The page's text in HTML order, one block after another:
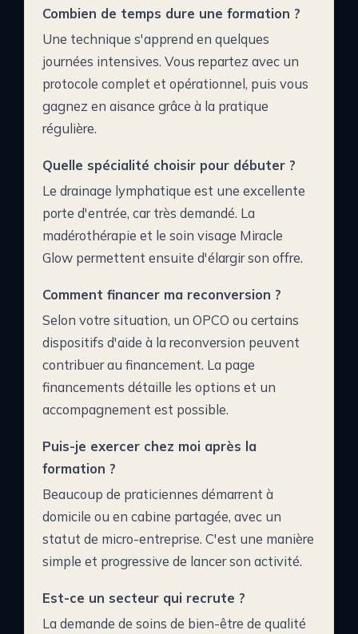
Combien de temps dure une formation ?
Une technique s'apprend en quelques
journées intensives. Vous repartez avec un
protocole complet et opérationnel, puis vous
gagnez en aisance grâce à la pratique
régulière.
Quelle spécialité choisir pour débuter ?
Le drainage lymphatique est une excellente
porte d'entrée, car très demandé. La
madérothérapie et le soin visage Miracle
Glow permettent ensuite d'élargir son offre.
Comment financer ma reconversion ?
Selon votre situation, un OPCO ou certains
dispositifs d'aide à la reconversion peuvent
contribuer au financement. La page
financements détaille les options et un
accompagnement est possible.
Puis-je exercer chez moi après la
formation ?
Beaucoup de praticiennes démarrent à
domicile ou en cabine partagée, avec un
statut de micro-entreprise. C'est une manière
simple et progressive de lancer son activité.
Est-ce un secteur qui recrute ?
La demande de soins de bien-être de qualité